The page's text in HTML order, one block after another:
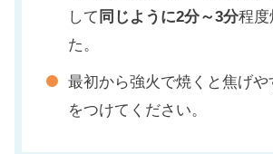
して 同じように2分～3分程度
た。
最初から強火で焼くと焦げや
をつけてください。